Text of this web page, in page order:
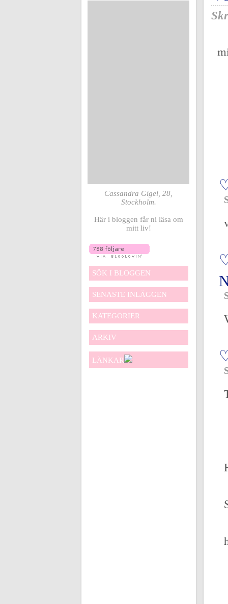
Cassandra Gigel, 28,
Stockholm.
Här i bloggen får ni läsa om
mitt liv!
SÖK I BLOGGEN
SENASTE INLÄGGEN
KATEGORIER
ARKIV
LÄNKAR